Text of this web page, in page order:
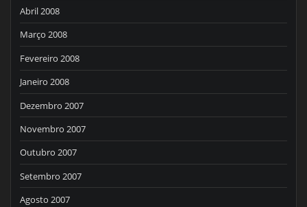
Abril 2008
Março 2008
Fevereiro 2008
Janeiro 2008
Dezembro 2007
Novembro 2007
Outubro 2007
Setembro 2007
Agosto 2007